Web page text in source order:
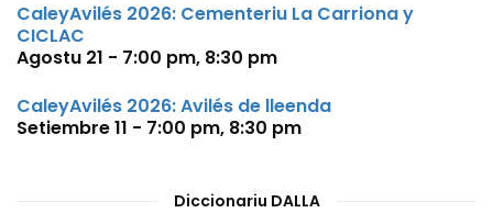
CaleyAvilés 2026: Cementeriu La Carriona y
CICLAC
Agostu 21 - 7:00 pm, 8:30 pm
CaleyAvilés 2026: Avilés de lleenda
Setiembre 11 - 7:00 pm, 8:30 pm
Diccionariu DALLA